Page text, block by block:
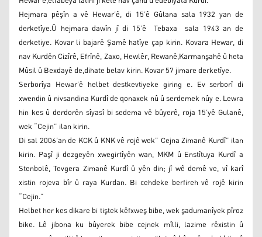
Hejmara pêşîn a vê Hewar’ê, di 15’ê Gûlana sala 1932 yan de
derketîye.Û hejmara dawîn jî di 15’ê Tebaxa sala 1943 an de
derketiye. Kovar li bajarê Şamê hatîye çap kirin. Kovara Hewar, di
nav Kurdên Cizîrê, Efrînê, Zaxo, Hewlêr, Rewanê,Karmanşahê û heta
Mûsil û Bexdayê de,dihate belav kirin. Kovar 57 jimare derketîye.
Serborîya Hewar’ê helbet destkevtiyeke giring e. Ev serborî di
xwendin û nivsandina Kurdî de qonaxek nû û serdemek nûy e. Lewra
hin kes û derdorên sîyasî bi sedema vê bûyerê, roja 15’yê Gulanê,
wek “Cejin” ilan kirin.
Di sal 2006’an de KCK û KNK vê rojê wek” Cejna Zimanê Kurdî” ilan
kirin. Paşî ji dezgeyên xwegirtîyên wan, MKM û Enstîtuya Kurdî a
Stenbolê, Tevgera Zimanê Kurdî û yên din; jî wê demê ve, vî karî
xistin rojeva bîr û raya Kurdan. Bi cehdeke berfireh vê rojê kirin
“Cejin.”
Helbet her kes dikare bi tiştek kêfxweş bibe, wek şadumanîyek pîroz
bike. Lê jibona ku bûyerek bibe cejnek mîlli, lazime rêxistin û